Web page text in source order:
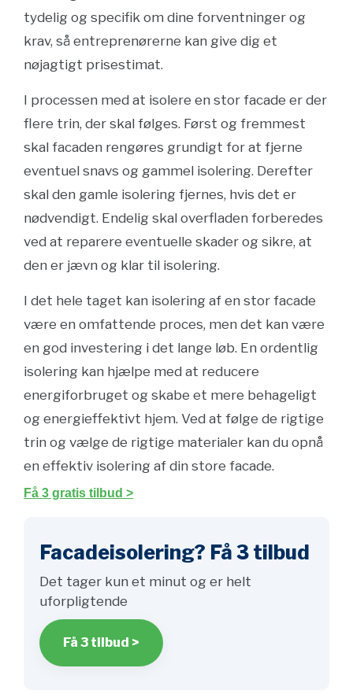
tydelig og specifik om dine forventninger og
krav, så entreprenørerne kan give dig et
nøjagtigt prisestimat.
I processen med at isolere en stor facade er der
flere trin, der skal følges. Først og fremmest
skal facaden rengøres grundigt for at fjerne
eventuel snavs og gammel isolering. Derefter
skal den gamle isolering fjernes, hvis det er
nødvendigt. Endelig skal overfladen forberedes
ved at reparere eventuelle skader og sikre, at
den er jævn og klar til isolering.
I det hele taget kan isolering af en stor facade
være en omfattende proces, men det kan være
en god investering i det lange løb. En ordentlig
isolering kan hjælpe med at reducere
energiforbruget og skabe et mere behageligt
og energieffektivt hjem. Ved at følge de rigtige
trin og vælge de rigtige materialer kan du opnå
en effektiv isolering af din store facade.
Få 3 gratis tilbud >
Facadeisolering? Få 3 tilbud
Det tager kun et minut og er helt
uforpligtende
Få 3 tilbud >